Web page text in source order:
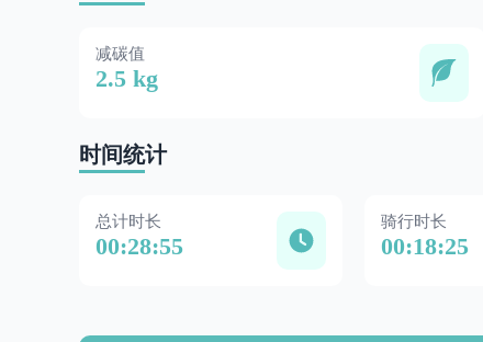
减碳值
2.5 kg
时间统计
总计时长
00:28:55
骑行时长
00:18:25